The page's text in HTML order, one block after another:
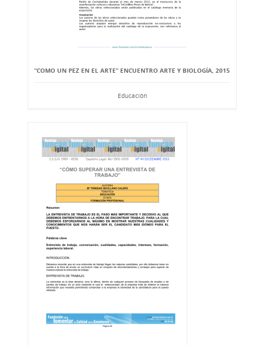
“COMO UN PEZ EN EL ARTE” ENCUENTRO ARTE Y BIOLOGÍA, 2015
Educación